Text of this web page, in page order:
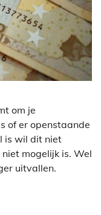
om je
of er openstaande
is wil dit niet
mogelijk is. Wel
uitvallen.